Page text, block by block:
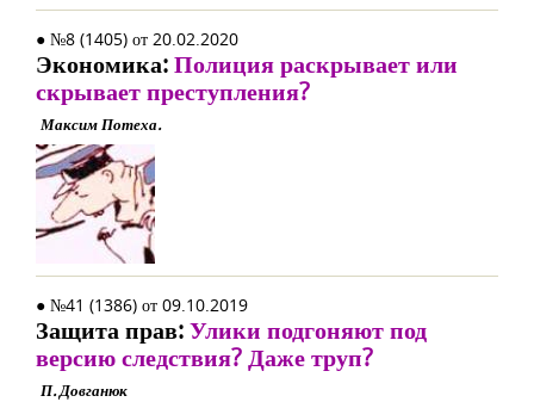
● №8 (1405) от 20.02.2020
Экономика:Полиция раскрывает или
скрывает преступления?
Максим Потеха.
● №41 (1386) от 09.10.2019
Защита прав:Улики подгоняют под
версию следствия? Даже труп?
П. Довганюк